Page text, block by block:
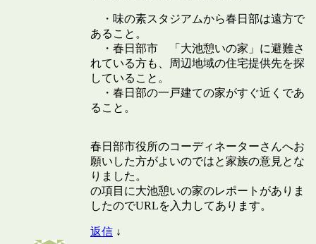
・味の素スタジアムから春日部は遠方で
あること。
・春日部市 「大池憩いの家」に避難さ
れている方も、周辺地域の住宅提供先を探
していること。
・春日部の一戸建ての家がすぐ近くであ
ること。
春日部市役所のコーディネーターさんへお
願いした方がよいのではと家族の意見とな
りました。
の項目に大池憩いの家のレポートがありま
したのでURLを入力してあります。
返信 ↓